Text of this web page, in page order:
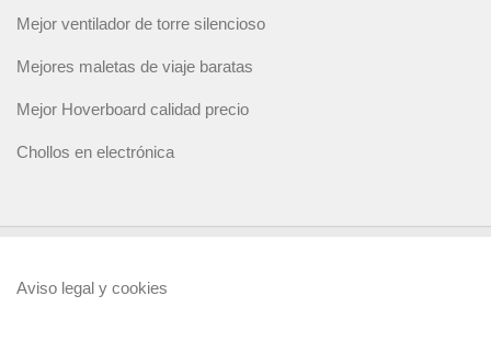
Mejor ventilador de torre silencioso
Mejores maletas de viaje baratas
Mejor Hoverboard calidad precio
Chollos en electrónica
Aviso legal y cookies